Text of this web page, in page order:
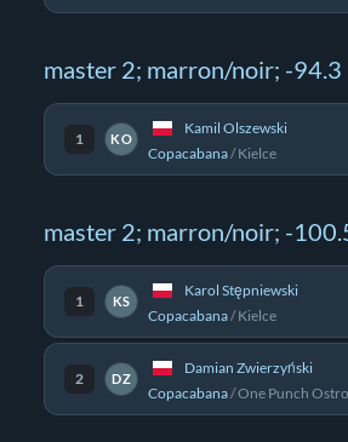
master 2; marron/noir; -94.3
1 KO
Kamil Olszewski
Copacabana/Kielce
master 2; marron/noir; -
1 KS
Karol Stępniewski
Copacabana/Kielce
2 DZ
Damian Zwierzyński
Copacabana/One Punch